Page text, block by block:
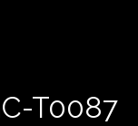
T0087